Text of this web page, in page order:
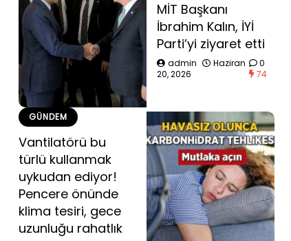
MİT Başkanı
İbrahim Kalın, İYİ
Parti’yi ziyaret etti
admin
Haziran
20, 2026
0
74
GÜNDEM
Vantilatörü bu
türlü kullanmak
uykudan ediyor!
Pencere önünde
klima tesiri, gece
uzunluğu rahatlık